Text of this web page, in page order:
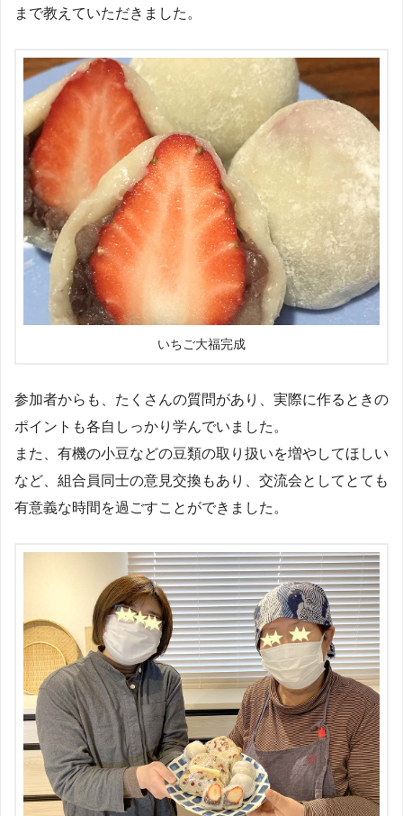
まで教えていただきました。
いちご大福完成
参加者からも、たくさんの質問があり、実際に作るときの
ポイントも各自しっかり学んでいました。
また、有機の小豆などの豆類の取り扱いを増やしてほしい
など、組合員同士の意見交換もあり、交流会としてとても
有意義な時間を過ごすことができました。